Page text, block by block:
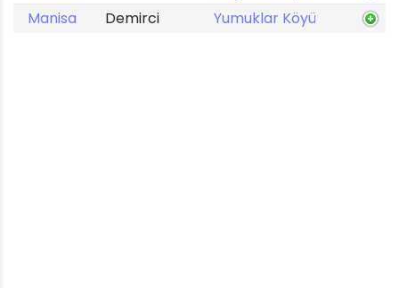
Manisa
Demirci Yumuklar Köyü